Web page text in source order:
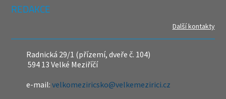
REDAKCE
Další kontakty
Radnická 29/1 (přízemí, dveře č. 104)
594 13 Velké Meziříčí
e-mail:velkomeziricsko@velkemezirici.cz